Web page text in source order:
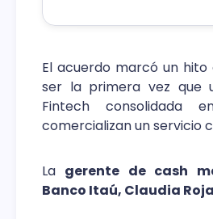
El acuerdo marcó un
ser la primera vez que
Fintech consolidada
comercializan un servicio
La gerente de cash
Banco Itaú, Claudia